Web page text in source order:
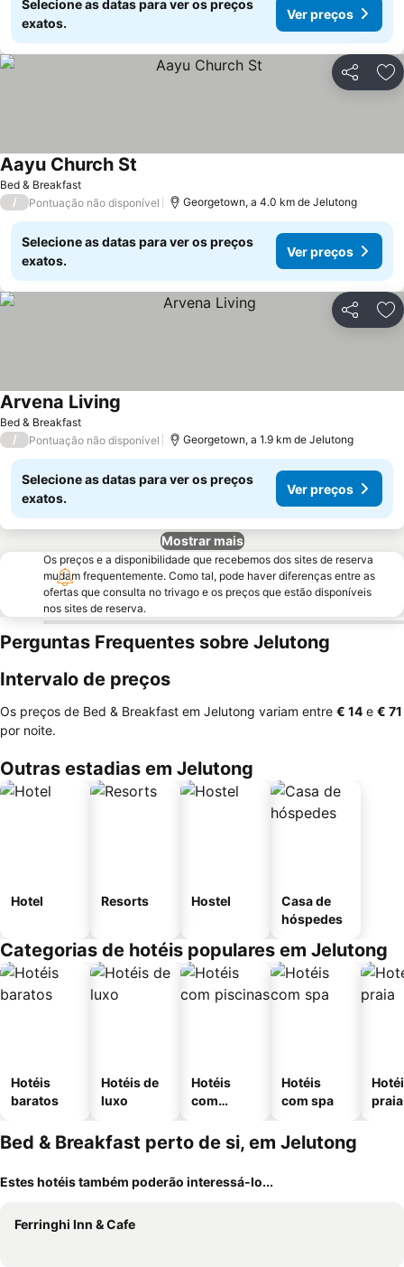
Selecione as datas para ver os preços
exatos.
Ver preços
Partilhar
Bed & Breakfast
Aayu Church St
/ Pontuação não disponível Georgetown, a 4.0 km de Jelutong
Selecione as datas para ver os preços
exatos.
Ver preços
Partilhar
Bed & Breakfast
Arvena Living
/ Pontuação não disponível Georgetown, a 1.9 km de Jelutong
Selecione as datas para ver os preços
exatos.
Ver preços
Mostrar mais
Os preços e a disponibilidade que recebemos dos sites de reserva
mudam frequentemente. Como tal, pode haver diferenças entre as
ofertas que consulta no trivago e os preços que estão disponíveis
nos sites de reserva.
Perguntas Frequentes sobre Jelutong
Intervalo de preços
Os preços de Bed & Breakfast em Jelutong variam entre ‎€ 14 e ‎€ 71
por noite.
Outras estadias em Jelutong
Hotel Resorts Hostel
Casa de
hóspedes
Categorias de hotéis populares em Jelutong
Hotéis
baratos
Hotéis de
luxo
Hotéis
com
Hotéis
com spa
praia
Bed & Breakfast perto de si, em Jelutong
Estes hotéis também poderão interessá-lo...
Ferringhi Inn & Cafe